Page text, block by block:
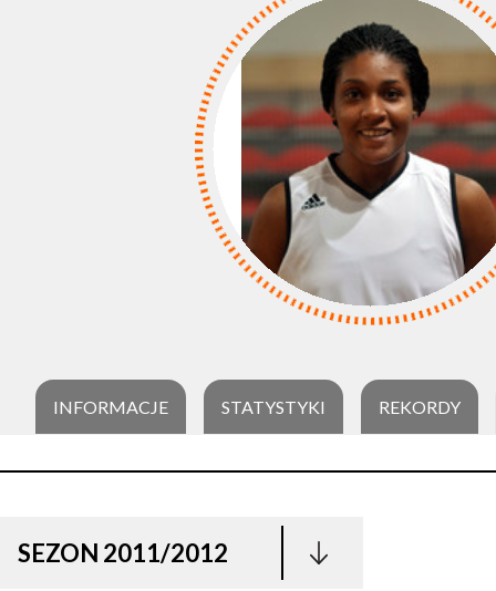
INFORMACJE STATYSTYKI REKORDY
SEZON 2011/2012